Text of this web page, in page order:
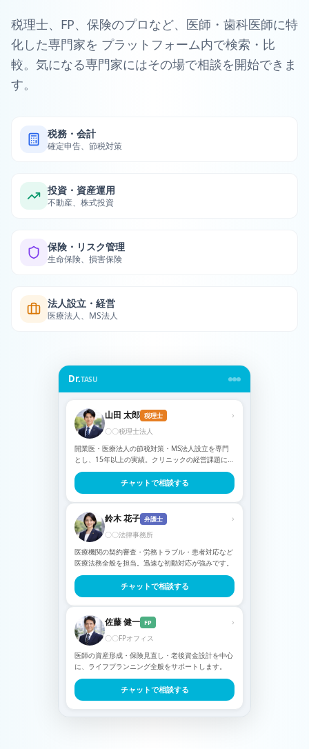
Dr.TASU
山田 太郎 税理士 ›
〇〇税理士法人
開業医・医療法人の節税対策・MS法人設立を専門
とし、15年以上の実績。クリニックの経営課題に
ワ…
チャットで相談する
鈴木 花子 弁護士 ›
〇〇法律事務所
医療機関の契約審査・労務トラブル・患者対応など
医療法務全般を担当。迅速な初動対応が強みです。
チャットで相談する
佐藤 健一 FP ›
〇〇FPオフィス
医師の資産形成・保険見直し・老後資金設計を中心
に、ライフプランニング全般をサポートします。
チャットで相談する
税理士、FP、保険のプロなど、医師・歯科医師に特
化した専門家を プラットフォーム内で検索・比
較。気になる専門家にはその場で相談を開始できま
す。
税務・会計
確定申告、節税対策
投資・資産運用
不動産、株式投資
保険・リスク管理
生命保険、損害保険
法人設立・経営
医療法人、MS法人